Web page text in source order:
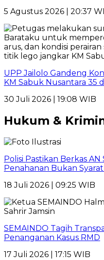
5 Agustus 2026 | 20:37
UPP Jailolo Gandeng
KM Sabuk Nusantara 35
30 Juli 2026 | 19:08 WIB
Hukum &
Polisi Pastikan Berkas
Penahanan Bukan
18 Juli 2026 | 09:25 WIB
SEMAINDO Tagih
Penanganan Kasus RMD
17 Juli 2026 | 17:15 WIB